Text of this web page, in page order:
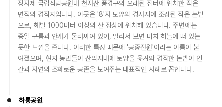
장자제 국립삼림공원내 천자산 풍경구의 오래된 집터에 위치한 작은
면적의 경작지입니다. 이곳은 '8'자 모양의 경사지에 조성된 작은 논밭
으로, 해발 1000미터 이상의 산 정상에 위치해 있습니다. 주변에는
종일 구름과 안개가 둘러싸여 있어, 멀리서 보면 마치 하늘에 떠 있는
듯한 느낌을 줍니다. 이러한 특성 때문에 '공중전원'이라는 이름이 붙
여졌으며, 현지 농민들이 산악지대에 토양을 옮겨와 경작한 논밭이 인
간과 자연의 조화로운 공존을 보여주는 대표적인 사례로 꼽힙니다.
하룡공원